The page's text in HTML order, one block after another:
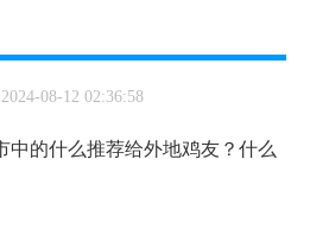
2024-08-12 02:36:58